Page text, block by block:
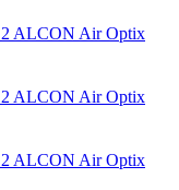
ALCON Air Optix
ALCON Air Optix
ALCON Air Optix